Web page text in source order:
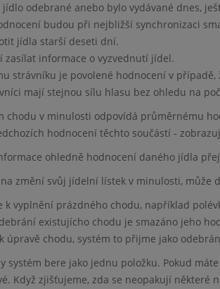
jídlo odebrané anebo bylo vydávané dnes,
budou při nejbližší synchronizaci
jídla starší deseti dní.
zasílat informace o vyzvednutí jídel.
strávníku je povolené hodnocení v
mají stejnou sílu hlasu bez ohledu na
chodu v minulosti odpovídá průměrnému
hodnocení těchto součástí -
ohledně hodnocení daného jídla
změní svůj jídelní lístek v minulosti, může
k vyplnění prázdného chodu, například
existujícho chodu je smazáno jeho
úpravě chodu, systém to přijme jako
systém bere jako jednu položku. Pokud
Když zjišťujeme, zda se neopakují některé